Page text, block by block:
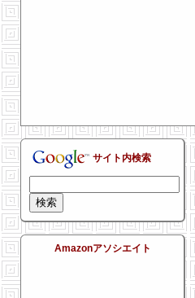
サイト内検索
Amazonアソシエイト